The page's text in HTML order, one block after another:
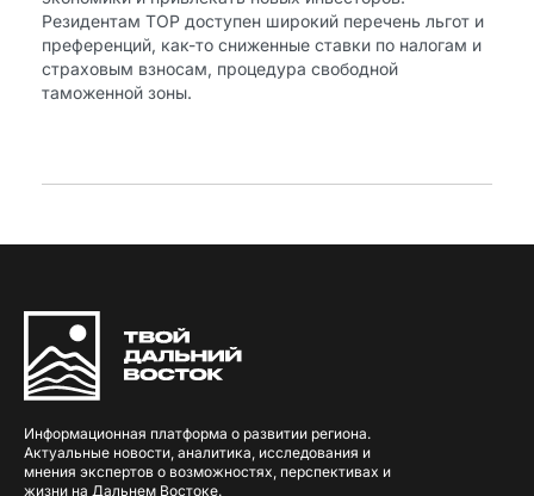
Резидентам ТОР доступен широкий перечень льгот и
преференций, как-то сниженные ставки по налогам и
страховым взносам, процедура свободной
таможенной зоны.
Информационная платформа о развитии региона.
Актуальные новости, аналитика, исследования и
мнения экспертов о возможностях, перспективах и
жизни на Дальнем Востоке.